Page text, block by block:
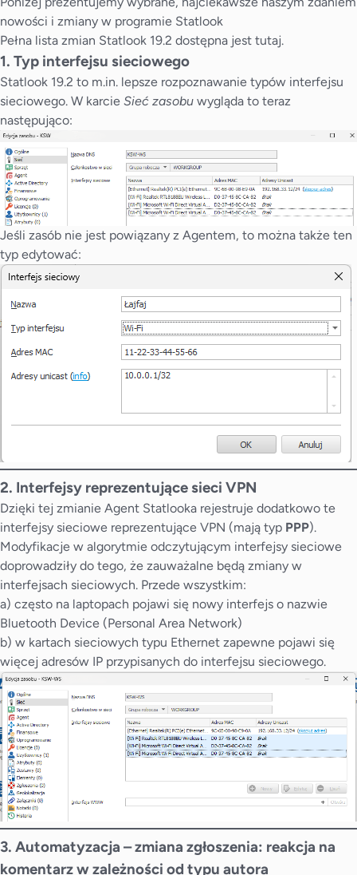
nowości i zmiany w programie Statlook
Pełna lista zmian Statlook 19.2 dostępna jest tutaj.
1. Typ interfejsu sieciowego
Statlook 19.2 to m.in. lepsze rozpoznawanie typów interfejsu
sieciowego. W karcie Sieć zasobu wygląda to teraz
następująco:
Jeśli zasób nie jest powiązany z Agentem, to można także ten
typ edytować:
2. Interfejsy reprezentujące sieci VPN
Dzięki tej zmianie Agent Statlooka rejestruje dodatkowo te
interfejsy sieciowe reprezentujące VPN (mają typ PPP).
Modyfikacje w algorytmie odczytującym interfejsy sieciowe
doprowadziły do tego, że zauważalne będą zmiany w
interfejsach sieciowych. Przede wszystkim:
a) często na laptopach pojawi się nowy interfejs o nazwie
Bluetooth Device (Personal Area Network)
b) w kartach sieciowych typu Ethernet zapewne pojawi się
więcej adresów IP przypisanych do interfejsu sieciowego.
3. Automatyzacja – zmiana zgłoszenia: reakcja na
komentarz w zależności od typu autora